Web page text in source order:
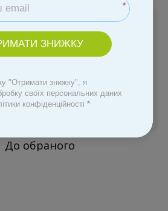
1 999 грн
коли з'явиться
персональної знижки
До обраного
*
ЗНИЖКУ
"Отримати знижку", я
своїх персональних даних
конфіденційності *